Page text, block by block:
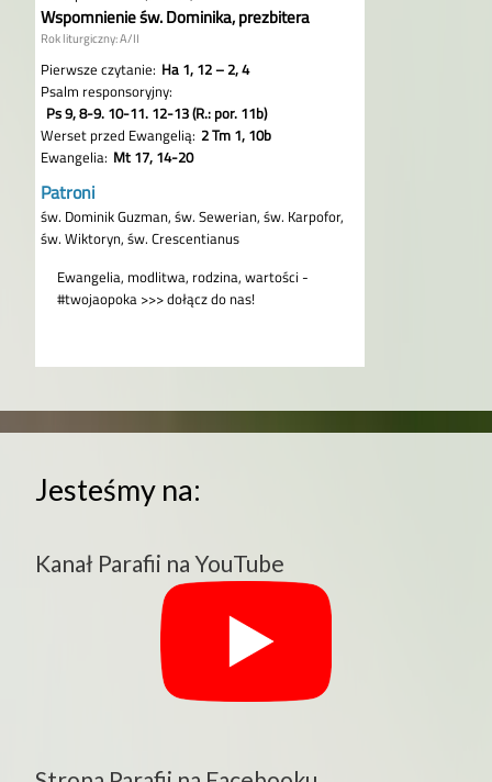
Jesteśmy na:
Kanał Parafii na YouTube